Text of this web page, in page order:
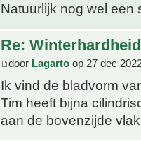
Natuurlijk nog wel een
Re:
door Lagarto op 27 dec
Ik vind de bladvorm
Tim heeft bijna
aan de bovenzijde